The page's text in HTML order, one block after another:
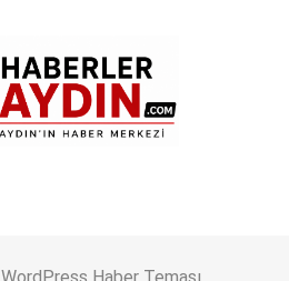
WhatsApp İhbar Hattı